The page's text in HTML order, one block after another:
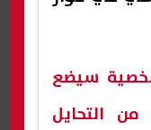
سيضع
من التحايل